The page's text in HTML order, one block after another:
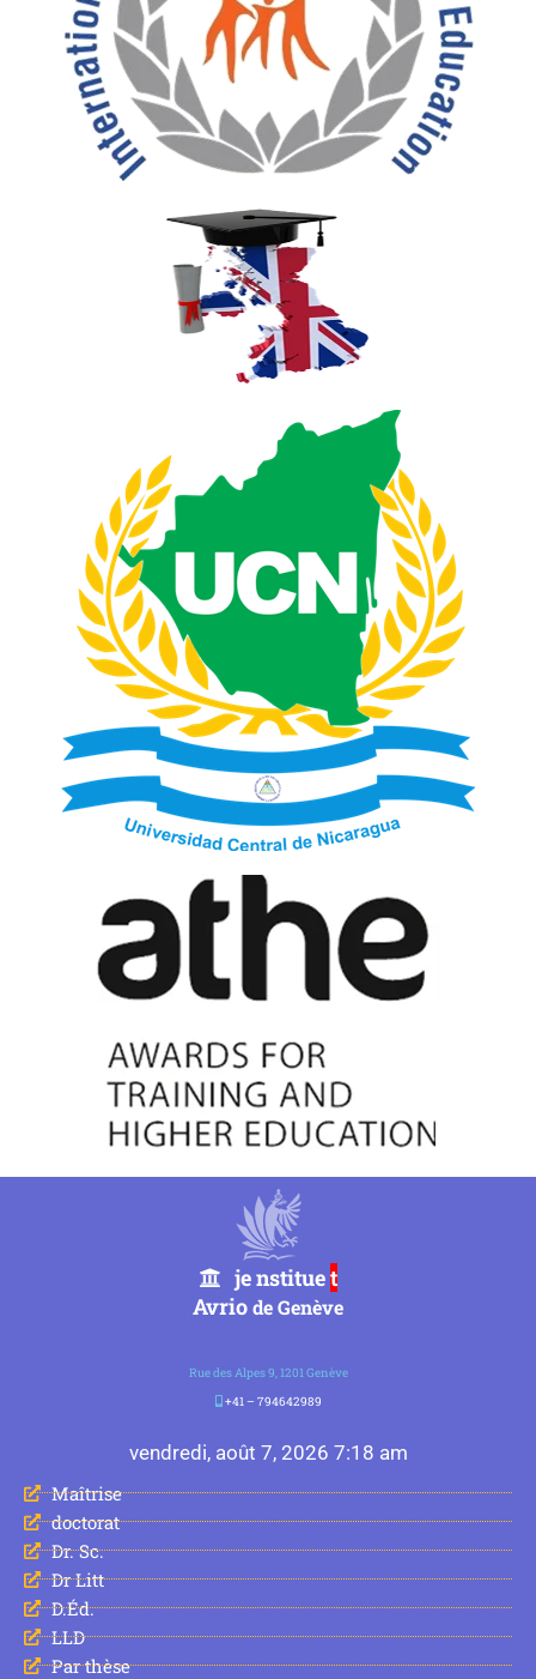
je nstituet
Avriode Genève
Rue des Alpes 9, 1201 Genève
+41 – 794642989
vendredi, août 7, 2026 7:18 am
Maîtrise
doctorat
Dr. Sc.
Dr Litt
D.Éd.
LLD
Par thèse